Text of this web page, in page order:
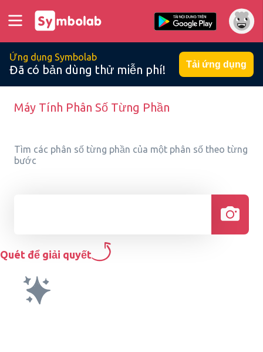
Ứng dụng Symbolab
Đã có bản dùng thử miễn phí! Tải ứng dụng
Máy Tính Phân Số Từng Phần
Tìm các phân số từng phần của một phân số theo từng
bước
Quét để giải quyết